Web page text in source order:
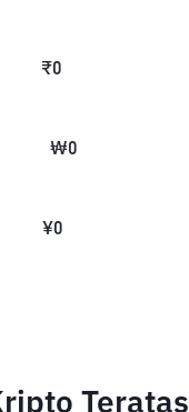
₹0
₩0
¥0
Teratas